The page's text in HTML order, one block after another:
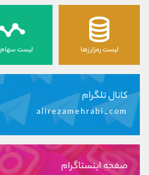
لیست رمزارزها لیست
کانال تلگرام
alirezamehrabi_com
صفحه اینستاگرام